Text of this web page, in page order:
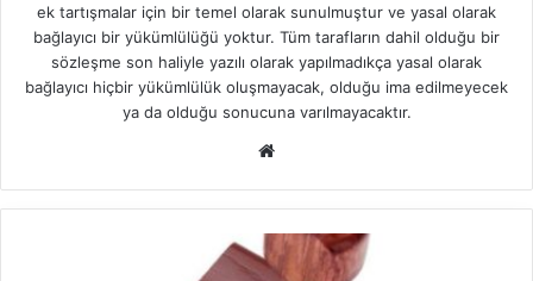
ek tartışmalar için bir temel olarak sunulmuştur ve yasal olarak
bağlayıcı bir yükümlülüğü yoktur. Tüm tarafların dahil olduğu bir
sözleşme son haliyle yazılı olarak yapılmadıkça yasal olarak
bağlayıcı hiçbir yükümlülük oluşmayacak, olduğu ima edilmeyecek
ya da olduğu sonucuna varılmayacaktır.